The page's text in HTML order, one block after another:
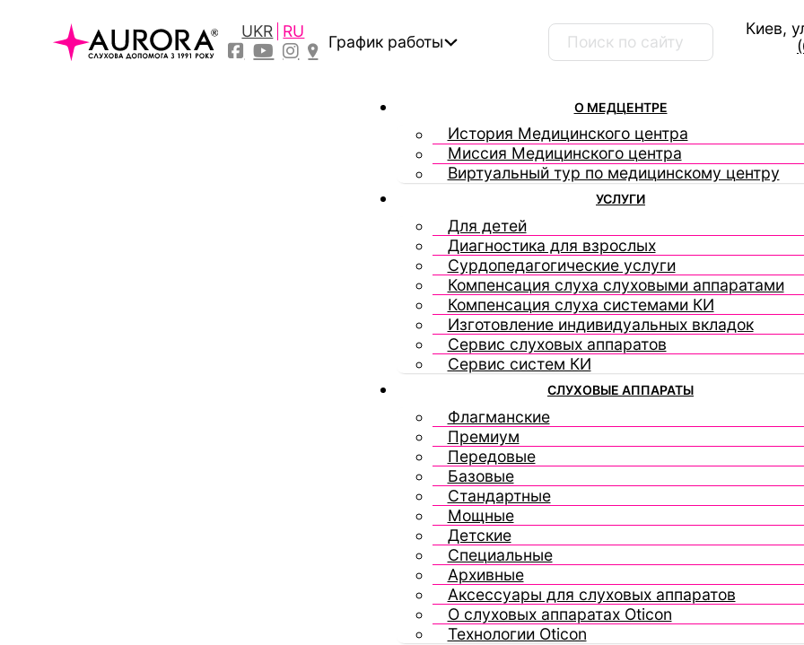
UKR RU
График работы
Поиск ...
Киев,
О МЕДЦЕНТРЕ
История Медицинского центра
Миссия Медицинского центра
Виртуальный тур по медицинскому центру
УСЛУГИ
Для детей
Диагностика для взрослых
Сурдопедагогические услуги
Компенсация слуха слуховыми аппаратами
Компенсация слуха системами КИ
Изготовление индивидуальных вкладок
Сервис слуховых аппаратов
Сервис систем КИ
СЛУХОВЫЕ АППАРАТЫ
Флагманские
Премиум
Передовые
Базовые
Стандартные
Мощные
Детские
Специальные
Архивные
Аксессуары для слуховых аппаратов
О слуховых аппаратах Oticon
Технологии Oticon